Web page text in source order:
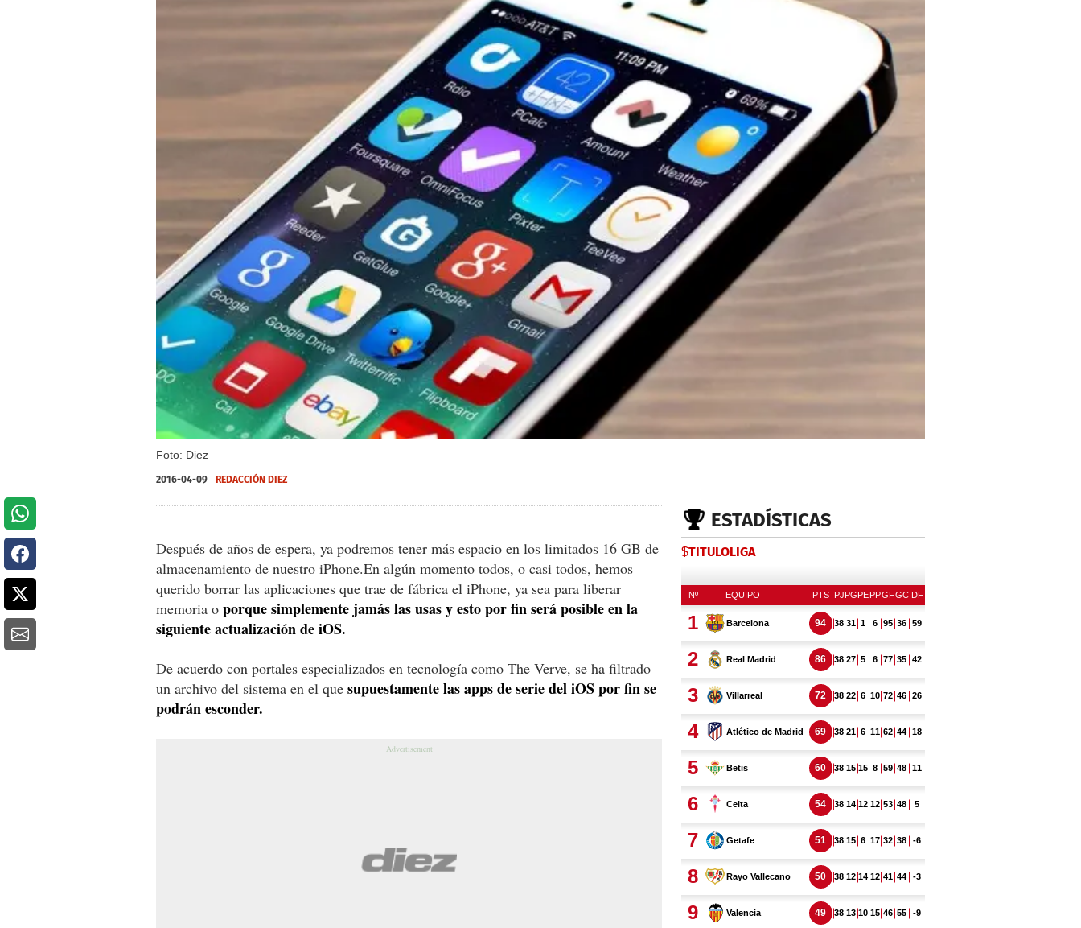
Foto: Diez
2016-04-09 REDACCIÓN DIEZ
Después de años de espera, ya podremos tener más espacio en los limitados 16 GB de
almacenamiento de nuestro iPhone.En algún momento todos, o casi todos, hemos
querido borrar las aplicaciones que trae de fábrica el iPhone, ya sea para liberar
memoria o porque simplemente jamás las usas y esto por fin será posible en la
siguiente actualización de iOS.
De acuerdo con portales especializados en tecnología como The Verve, se ha filtrado
un archivo del sistema en el que supuestamente las apps de serie del iOS por fin se
podrán esconder.
ESTADÍSTICAS
$TITULOLIGA